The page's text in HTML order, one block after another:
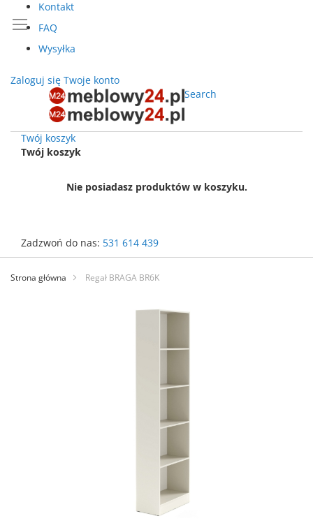
Kontakt
FAQ
Wysyłka
Zaloguj się Twoje konto
Search
Twój koszyk
Twój koszyk
Nie posiadasz produktów w koszyku.
Zadzwoń do nas: 531 614 439
Przejdź
treści
Strona główna Regał BRAGA BR6K